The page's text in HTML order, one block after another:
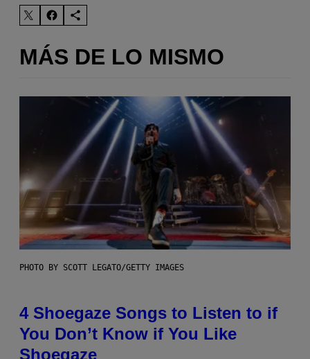
MÁS DE LO MISMO
PHOTO BY SCOTT LEGATO/GETTY IMAGES
4 Shoegaze Songs to Listen to if
You Don’t Know if You Like
Shoegaze